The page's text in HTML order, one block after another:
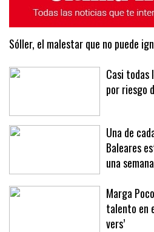
Sóller, el malestar que no puede
Casi todas
por riesgo
Una de
Baleares
una semana
Marga
talento en
vers’